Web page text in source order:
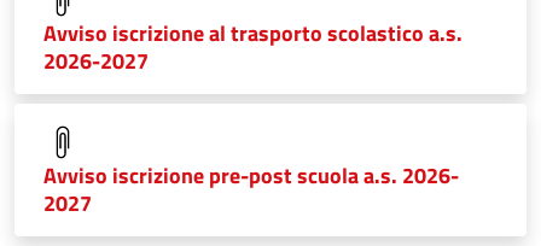
Avviso iscrizione al trasporto scolastico a.s.
2026-2027
Avviso iscrizione pre-post scuola a.s. 2026-
2027